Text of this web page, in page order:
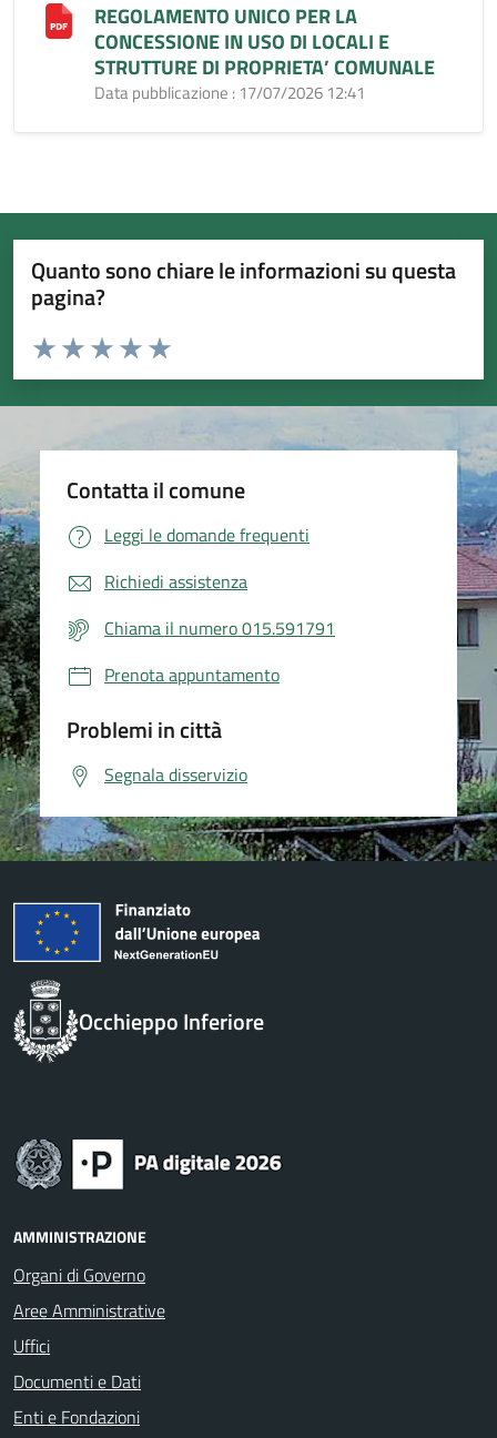
REGOLAMENTO UNICO PER LA
CONCESSIONE IN USO DI LOCALI E
STRUTTURE DI PROPRIETA’ COMUNALE
Data pubblicazione : 17/07/2026 12:41
Quanto sono chiare le informazioni su questa
pagina?
Valuta da 1 a 5 stelle la pagina
Valuta 5 stelle su 5
Valuta 4 stelle su 5
Valuta 3 stelle su 5
Valuta 2 stelle su 5
Valuta 1 stelle su 5
Contatta il comune
Leggi le domande frequenti
Richiedi assistenza
Chiama il numero 015.591791
Prenota appuntamento
Problemi in città
Segnala disservizio
Occhieppo Inferiore
AMMINISTRAZIONE
Organi di Governo
Aree Amministrative
Uffici
Documenti e Dati
Enti e Fondazioni